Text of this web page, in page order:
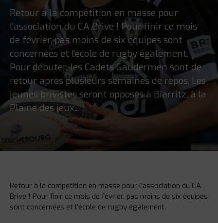
Retour à la compétition en masse pour
l’association du CA Brive ! Pour finir ce mois
de février, pas moins de six équipes sont
concernées et l’école de rugby également.
Pour débuter, les Cadets Gaudermen sont de
retour après plusieurs semaines de repos. Les
jeunes brivistes seront opposés à Biarritz, à la
Plaine des jeux...
Retour à la compétition en masse pour l’association du CA
Brive ! Pour finir ce mois de février, pas moins de six équipes
sont concernées et l’école de rugby également.